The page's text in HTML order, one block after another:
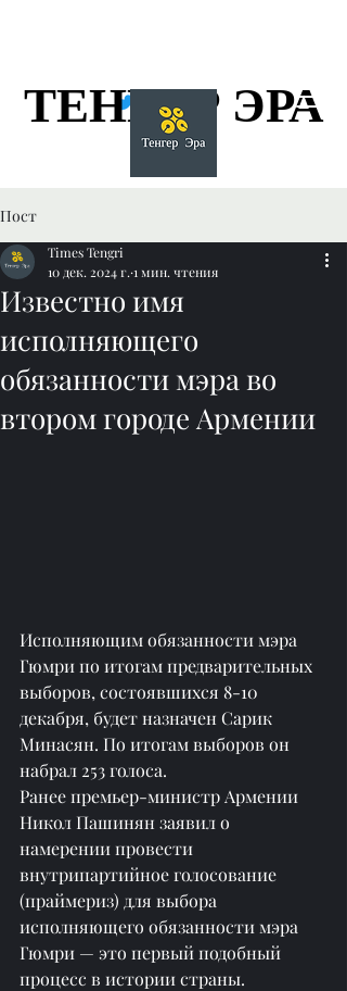
ТЕНГЕР ЭРА
ТЕНГЕР ЭРА
Пост
Известно имя
исполняющего
обязанности мэра во
втором городе Армении
Times Tengri
10 дек. 2024 г. 1 мин. чтения
Исполняющим обязанности мэра
Гюмри по итогам предварительных
выборов, состоявшихся 8-10
декабря, будет назначен Сарик
Минасян. По итогам выборов он
набрал 253 голоса.
Ранее премьер-министр Армении
Никол Пашинян заявил о
намерении провести
внутрипартийное голосование
(праймериз) для выбора
исполняющего обязанности мэра
Гюмри — это первый подобный
процесс в истории страны.